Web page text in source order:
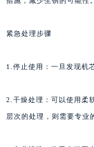
紧急处理步骤
1.停止使用：一旦发现机
2.干燥处理：可以使用柔
层次的处理，则需要专业